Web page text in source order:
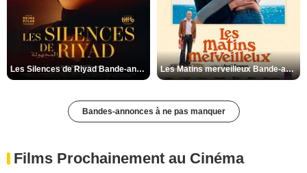
Les Silences de Riyad Bande-annonce VO STFR Les Matins merveilleux Bande-annonce VF
Bandes-annonces à ne pas manquer
Films Prochainement au Cinéma